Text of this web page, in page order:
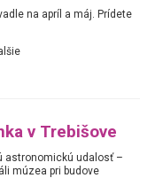
na apríl a máj. Prídete
v Trebišove
astronomickú udalosť –
múzea pri budove